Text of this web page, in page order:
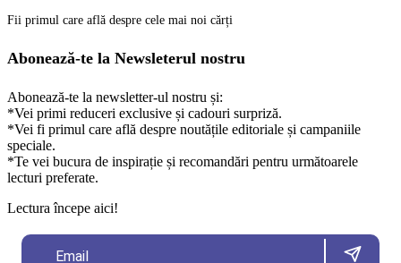
Fii primul care află despre cele mai noi cărți
Abonează-te la Newsleterul nostru
Abonează-te la newsletter-ul nostru și:
*Vei primi reduceri exclusive și cadouri surpriză.
*Vei fi primul care află despre noutățile editoriale și campaniile
speciale.
*Te vei bucura de inspirație și recomandări pentru următoarele
lecturi preferate.
Lectura începe aici!